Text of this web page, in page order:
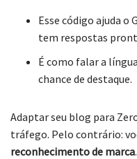
Esse código ajuda o
tem respostas
É como falar a
chance de destaque.
Adaptar seu blog para
tráfego. Pelo contrário:
reconhecimento de marca.